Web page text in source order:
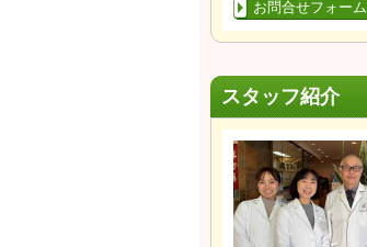
お問合せフォーム
スタッフ紹介